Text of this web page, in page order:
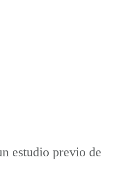
estudio previo de